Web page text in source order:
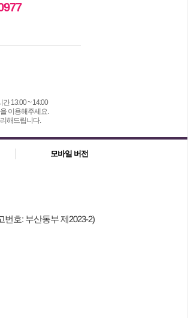
13:00 ~ 14:00
이용해주세요.
해드립니다.
모바일 버전
번호: 부산동부 제2023-2)